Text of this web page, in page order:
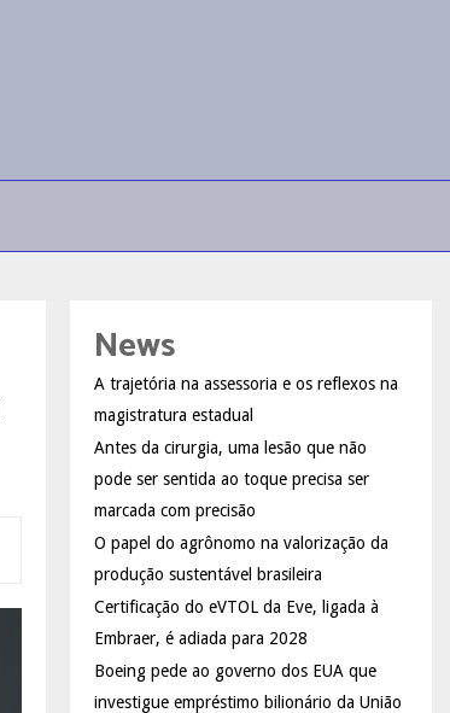
News
A trajetória na assessoria e os reflexos na
magistratura estadual
Antes da cirurgia, uma lesão que não
pode ser sentida ao toque precisa ser
marcada com precisão
O papel do agrônomo na valorização da
produção sustentável brasileira
Certificação do eVTOL da Eve, ligada à
Embraer, é adiada para 2028
Boeing pede ao governo dos EUA que
investigue empréstimo bilionário da União